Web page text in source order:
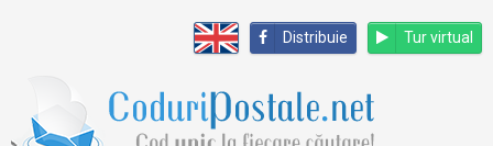
Distribuie Tur virtual